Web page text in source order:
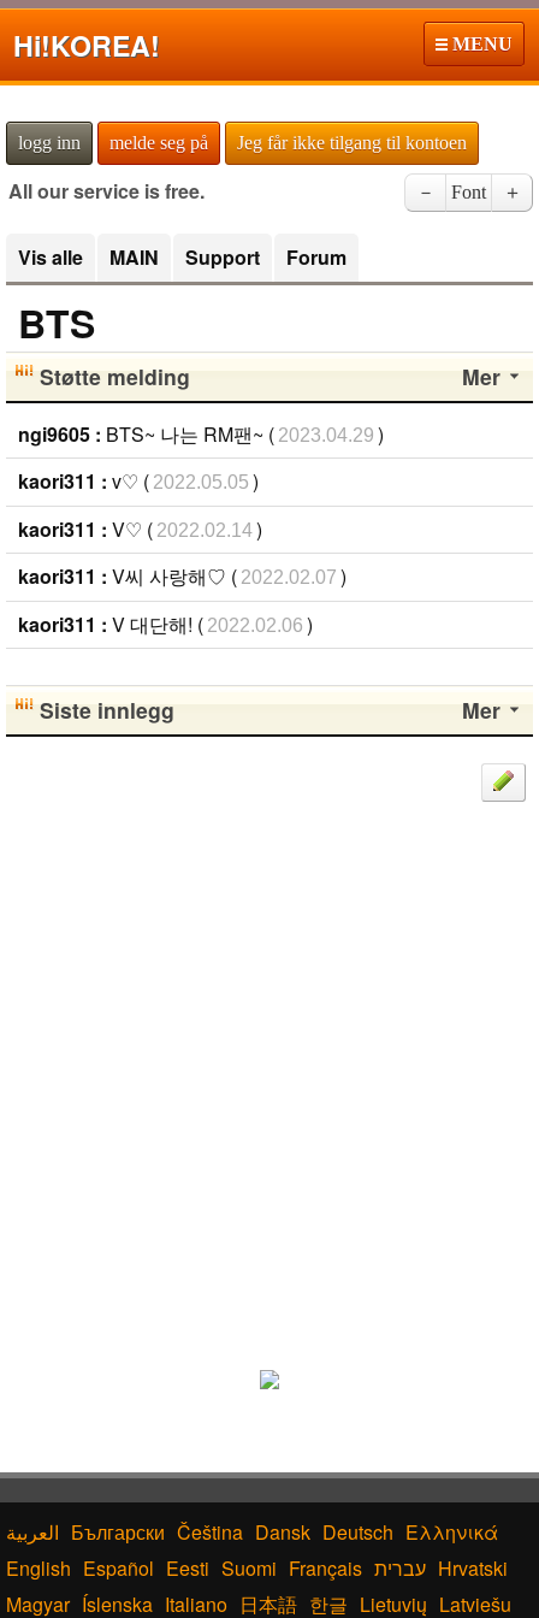
Hi!KOREA! MENU
logg inn melde seg på Jeg får ikke tilgang til kontoen
All our service is free. － Font ＋
Vis alle MAIN Support Forum
BTS
Mer
Støtte melding
ngi9605 : BTS~ 나는 RM팬~ ( 2023.04.29 )
kaori311 : v♡ ( 2022.05.05 )
kaori311 : V♡ ( 2022.02.14)
kaori311 : V씨 사랑해♡ ( 2022.02.07 )
kaori311 : V 대단해! ( 2022.02.06 )
Mer
Siste innlegg
Български Čeština Dansk Deutsch Ελληνικά
English Español Eesti Suomi Français עברית Hrvatski
Magyar Íslenska Italiano 日本語 한글 Lietuvių Latviešu